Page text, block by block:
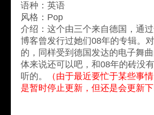
语种：英语
风格：Pop
介绍：这个由三个来自德国，通
博客曾发行过她们08年的专辑。
的，同样受到德国发达的电子舞
体来说还可以吧，和08年的砖没
听的。
（由于最近要忙于某些事
是暂时停止更新，但还是会更新下